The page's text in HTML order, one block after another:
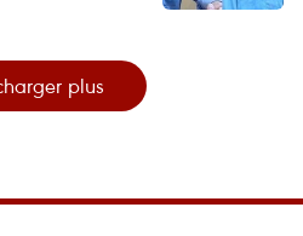
plus